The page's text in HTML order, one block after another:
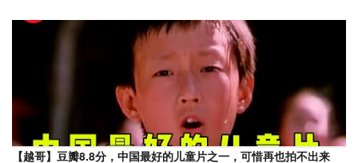
【越哥】豆瓣8.8分，中国最好的儿童片之一，可惜再也拍不出来